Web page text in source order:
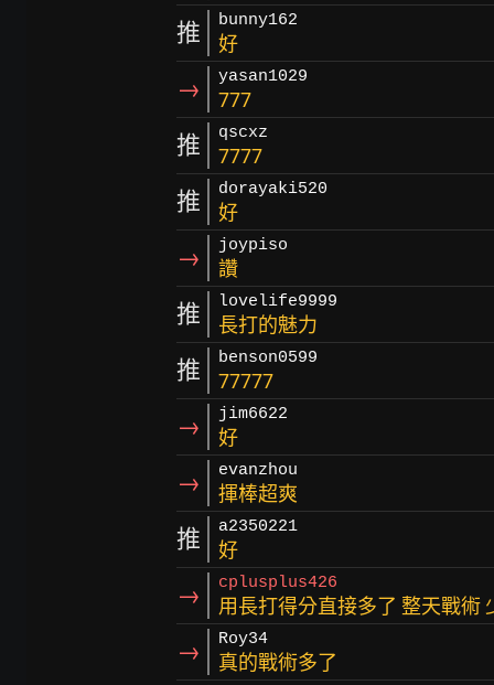
推 bunny162
好
→ yasan1029
777
推 qscxz
7777
推 dorayaki520
好
→ joypiso
讚
推 lovelife9999
長打的魅力
推 benson0599
77777
→ jim6622
好
→ evanzhou
揮棒超爽
推 a2350221
好
→ cplusplus426
用長打得分直接多了 整天戰術
→ Roy34
真的戰術多了